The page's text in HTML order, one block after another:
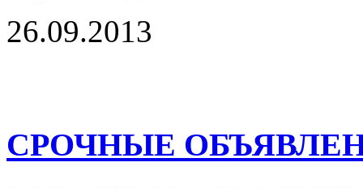
26.09.2013
СРОЧНЫЕ